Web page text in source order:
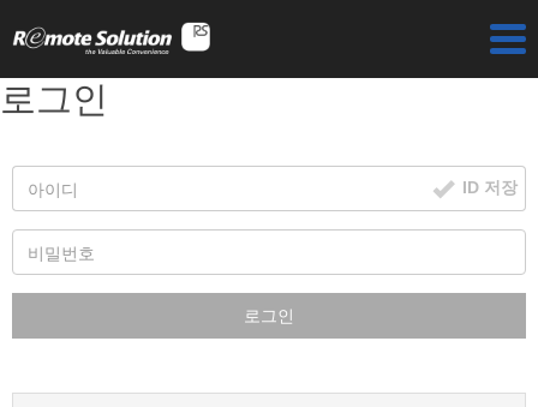
로그인
ID 저장
로그인